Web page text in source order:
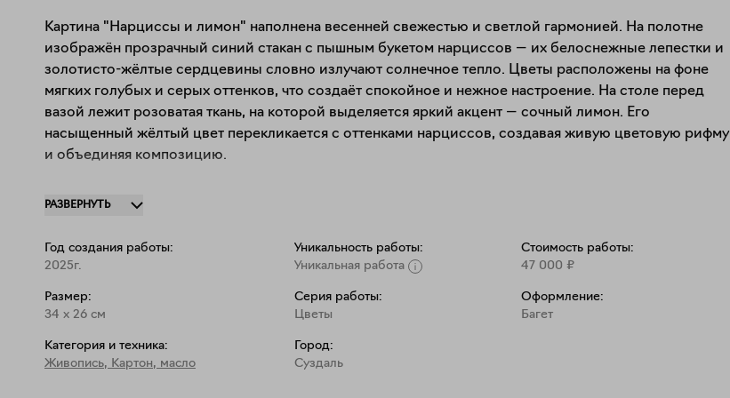
Картина "Нарциссы и лимон" наполнена весенней свежестью и светлой гармонией. На полотне
изображён прозрачный синий стакан с пышным букетом нарциссов — их белоснежные лепестки и
золотисто-жёлтые сердцевины словно излучают солнечное тепло. Цветы расположены на фоне
мягких голубых и серых оттенков, что создаёт спокойное и нежное настроение. На столе перед
вазой лежит розоватая ткань, на которой выделяется яркий акцент — сочный лимон. Его
насыщенный жёлтый цвет перекликается с оттенками нарциссов, создавая живую цветовую рифму
и объединяя композицию.
Работа излучает лёгкость, свежесть и радость от первых весенних дней. Художник тонко передаёт
символами красоты и гармонии.
РАЗВЕРНУТЬ
Год создания работы:
2025г.
Размер:
34 x 26 см
Категория и техника:
Живопись, Картон, масло
Уникальность работы:
Уникальная работа
Серия работы:
Цветы
Город:
Суздаль
Стоимость работы:
47 000 ₽
Оформление:
Багет